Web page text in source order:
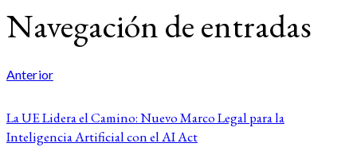
Navegación de entradas
Anterior
La UE Lidera el Camino: Nuevo Marco Legal para la
Inteligencia Artificial con el AI Act